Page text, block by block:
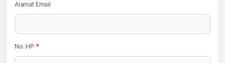
Alamat Email
No. HP *